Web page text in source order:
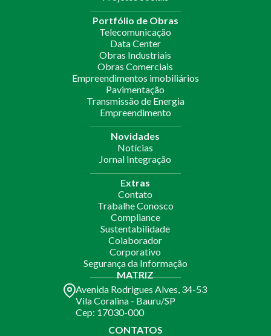
Portfólio de Obras
Telecomunicação
Data Center
Obras Industriais
Obras Comerciais
Empreendimentos imobiliários
Pavimentação
Transmissão de Energia
Empreendimento
Novidades
Notícias
Jornal Integração
Extras
Contato
Trabalhe Conosco
Compliance
Sustentabilidade
Colaborador
Corporativo
Segurança da Informação
MATRIZ
Avenida Rodrigues Alves, 34-53
Vila Coralina - Bauru/SP
Cep: 17030-000
CONTATOS